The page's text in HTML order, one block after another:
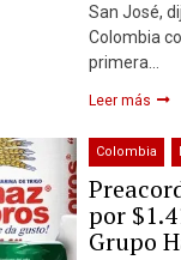
San José,
Colombia
primera…
Leer más
Colombia
por
Grupo